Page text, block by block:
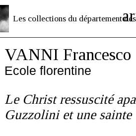
Les collections du département des
VANNI Francesco
Ecole florentine
Le Christ ressuscité
Guzzolini et une sainte